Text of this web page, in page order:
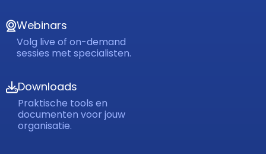
Webinars
Volg live of on-demand
sessies met specialisten.
Downloads
Praktische tools en
documenten voor jouw
organisatie.